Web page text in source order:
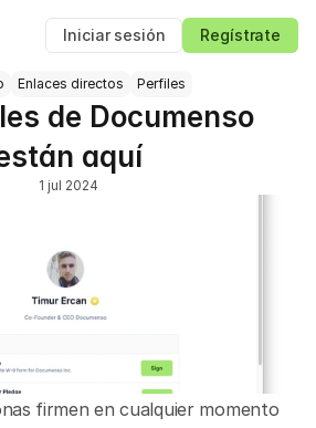
Iniciar sesión Regístrate
Enlaces directos Perfiles
de Documenso
aquí
1 jul 2024
firmen en cualquier momento